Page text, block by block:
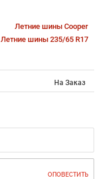
Летние шины Cooper
Летние шины 235/65 R17
На Заказ
ОПОВЕСТИТЬ